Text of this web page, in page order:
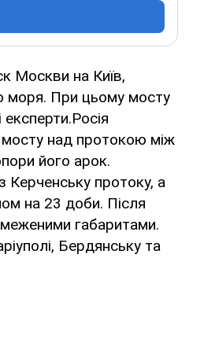
Москви на Київ,
моря. При цьому мосту
мосту над протокою між
його арок.
Керченську протоку, а
на 23 доби. Після
габаритами.
Бердянську та